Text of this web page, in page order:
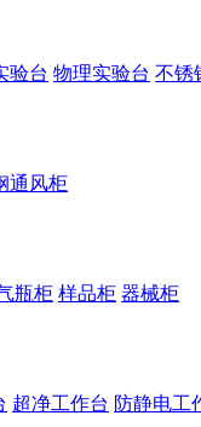
验台 物理实验台 不锈
通风柜
瓶柜 样品柜 器械柜
超净工作台 防静电工